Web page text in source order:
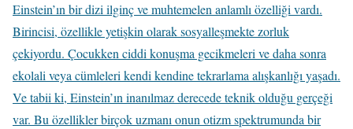
Einstein’ın bir dizi ilginç ve muhtemelen anlamlı özelliği vardı.
Birincisi, özellikle yetişkin olarak sosyalleşmekte zorluk
çekiyordu. Çocukken ciddi konuşma gecikmeleri ve daha sonra
ekolali veya cümleleri kendi kendine tekrarlama alışkanlığı yaşadı.
Ve tabii ki, Einstein’ın inanılmaz derecede teknik olduğu gerçeği
var. Bu özellikler birçok uzmanı onun otizm spektrumunda bir